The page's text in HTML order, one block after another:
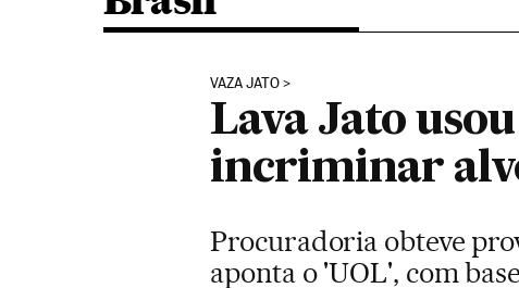
VAZA JATO
Lava Jato
incriminar
Procuradoria obteve
aponta o 'UOL', com